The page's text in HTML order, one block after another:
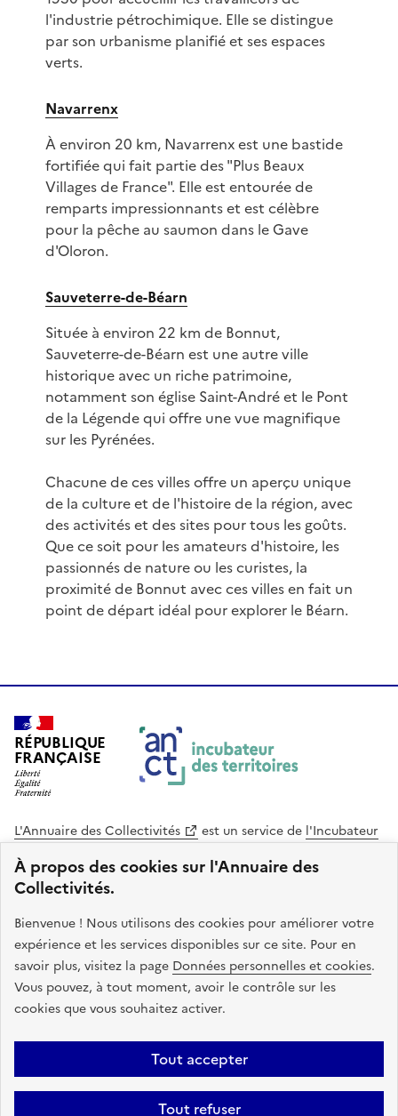
À propos des cookies sur l'Annuaire des
Collectivités.
Bienvenue ! Nous utilisons des cookies pour améliorer votre
expérience et les services disponibles sur ce site. Pour en
savoir plus, visitez la page Données personnelles et cookies.
Vous pouvez, à tout moment, avoir le contrôle sur les
cookies que vous souhaitez activer.
Tout accepter
Tout refuser
l'industrie pétrochimique. Elle se distingue
par son urbanisme planifié et ses espaces
verts.
Navarrenx
À environ 20 km, Navarrenx est une bastide
fortifiée qui fait partie des "Plus Beaux
Villages de France". Elle est entourée de
remparts impressionnants et est célèbre
pour la pêche au saumon dans le Gave
d'Oloron.
Sauveterre-de-Béarn
Située à environ 22 km de Bonnut,
Sauveterre-de-Béarn est une autre ville
historique avec un riche patrimoine,
notamment son église Saint-André et le Pont
de la Légende qui offre une vue magnifique
sur les Pyrénées.
Chacune de ces villes offre un aperçu unique
de la culture et de l'histoire de la région, avec
des activités et des sites pour tous les goûts.
Que ce soit pour les amateurs d'histoire, les
passionnés de nature ou les curistes, la
proximité de Bonnut avec ces villes en fait un
point de départ idéal pour explorer le Béarn.
RÉPUBLIQUE
FRANÇAISE
L'Annuaire des Collectivités est un service de l'Incubateur
des Territoires
Cohésion des Territoires
. Le code source de ce site web
est disponible en licence libre. Le design de ce site est conçu
avec le système de design de l’État.
legifrance.gouv.fr
info.gouv.fr
service-public.gouv.fr
data.gouv.fr
Plan du site Accessibilite : non conforme
Mentions légales
Politique de confidentialité
Gestion des cookies FAQ
Kit de
Statistiques Code source